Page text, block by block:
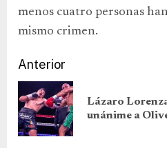
menos cuatro personas
mismo crimen.
Anterior
Lázaro
unánime a